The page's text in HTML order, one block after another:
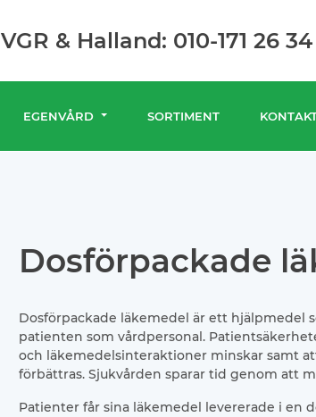
VGR & Halland: 010-171 26
EGENVÅRD SORTIMENT
Dosförpackade
Dosförpackade läkemedel är ett hjälpmedel
patienten som vårdpersonal.
och läkemedelsinteraktioner minskar samt
förbättras. Sjukvården sparar tid genom att
Patienter får sina läkemedel levererade i en